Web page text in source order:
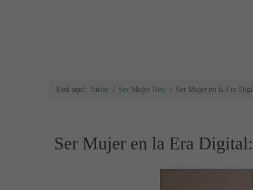
Está aquí: Inicio Ser Mujer Hoy Ser Mujer en la Era
Ser Mujer en la Era